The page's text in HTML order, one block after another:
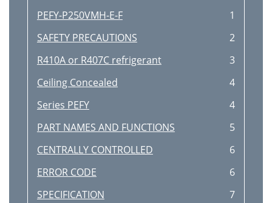
PEFY-P250VMH-E-F
1
SAFETY PRECAUTIONS
2
R410A or R407C refrigerant
3
Ceiling Concealed
4
Series PEFY
4
PART NAMES AND FUNCTIONS
5
CENTRALLY CONTROLLED
6
ERROR CODE
6
SPECIFICATION
7